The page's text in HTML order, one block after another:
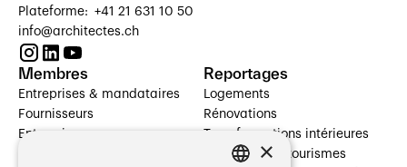
Plateforme: +41 21 631 10 50
info@architectes.ch
Membres
Entreprises & mandataires
Fournisseurs
Entreprises
Reportages
Logements
Rénovations
Transformations intérieures
Hôtelleries et tourismes
×